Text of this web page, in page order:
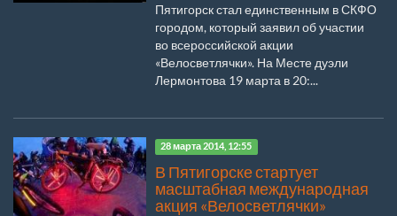
Пятигорск стал единственным в СКФО
городом, который заявил об участии
во всероссийской акции
«Велосветлячки». На Месте дуэли
Лермонтова 19 марта в 20:...
28 марта 2014, 12:55
В Пятигорске стартует
масштабная международная
акция «Велосветлячки»